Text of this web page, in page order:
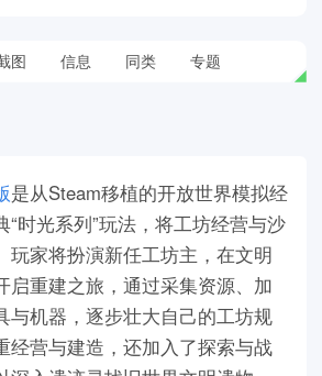
图 信息 同类 专题
是从Steam移植的开放世界模拟经
“时光系列”玩法，将工坊经营与沙
玩家将扮演新任工坊主，在文明
启重建之旅，通过采集资源、加
与机器，逐步壮大自己的工坊规
经营与建造，还加入了探索与战